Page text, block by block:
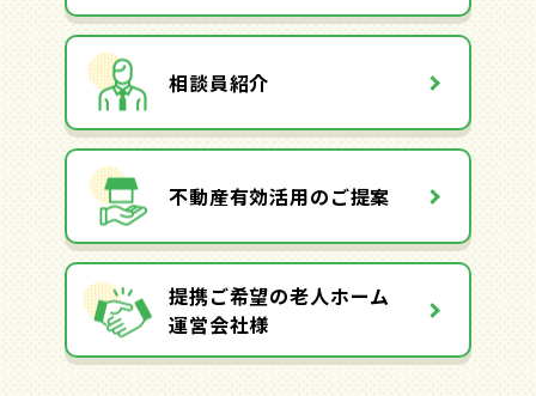
相談員紹介
不動産有効活用のご提案
提携ご希望の老人ホーム
運営会社様